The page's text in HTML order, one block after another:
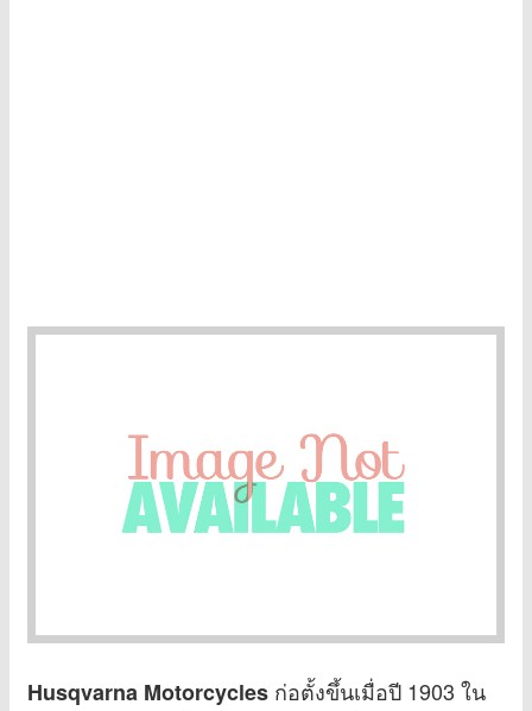
Husqvarna Motorcycles ก่อตั้งขึ้นเมื่อปี 1903 ใน